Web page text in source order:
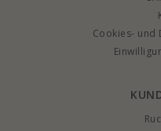
Cookies- und